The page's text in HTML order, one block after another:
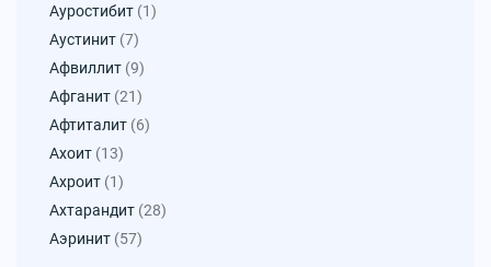
Ауростибит (1)
Аустинит (7)
Афвиллит (9)
Афганит (21)
Афтиталит (6)
Ахоит (13)
Ахроит (1)
Ахтарандит (28)
Аэринит (57)